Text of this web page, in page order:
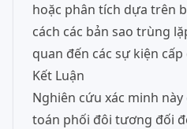
hoặc phân tích dựa trên
cách các bản sao trùng
quan đến các sự kiện
Kết Luận
Nghiên cứu xác minh
toán phối đôi tương đối